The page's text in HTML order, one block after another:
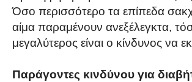
Όσο περισσότερο τα επίπεδα
αίμα παραμένουν ανεξέλεγκτα,
μεγαλύτερος είναι ο κίνδυνος να
Παράγοντες κινδύνου για